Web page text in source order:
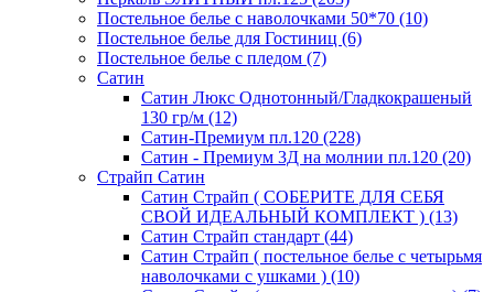
Постельное белье с наволочками 50*70 (10)
Постельное белье для Гостиниц (6)
Постельное белье с пледом (7)
Сатин
Сатин Люкс Однотонный/Гладкокрашеный
130 гр/м (12)
Сатин-Премиум пл.120 (228)
Сатин - Премиум 3Д на молнии пл.120 (20)
Страйп Сатин
Сатин Страйп ( СОБЕРИТЕ ДЛЯ СЕБЯ
СВОЙ ИДЕАЛЬНЫЙ КОМПЛЕКТ ) (13)
Сатин Страйп стандарт (44)
Сатин Страйп ( постельное белье с четырьмя
наволочками с ушками ) (10)